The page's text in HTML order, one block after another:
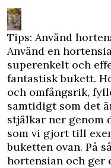
Tips: Använd
Använd en
superenkelt och
fantastisk bukett.
och omfångsrik,
samtidigt som det
stjälkar ner genom
som vi gjort till
buketten ovan. På
hortensian och ger